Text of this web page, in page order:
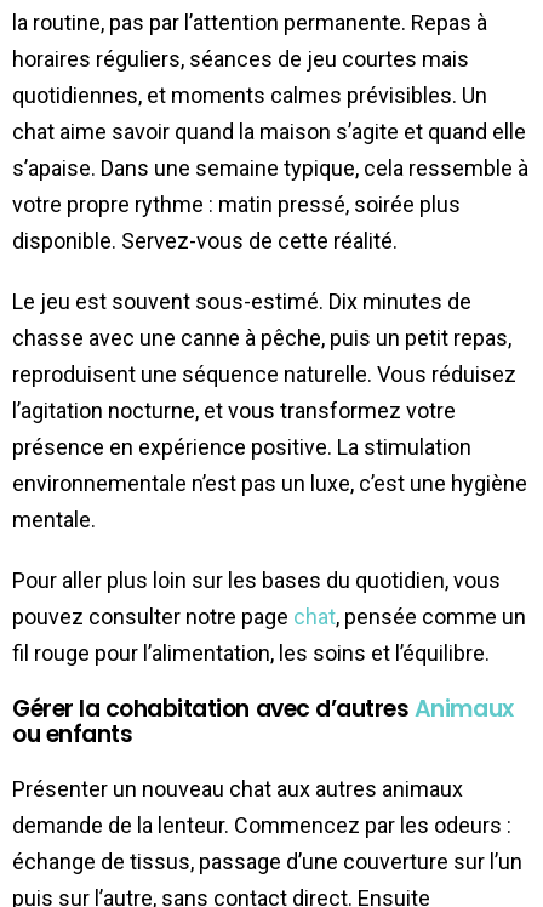
la routine, pas par l’attention permanente. Repas à
horaires réguliers, séances de jeu courtes mais
quotidiennes, et moments calmes prévisibles. Un
chat aime savoir quand la maison s’agite et quand elle
s’apaise. Dans une semaine typique, cela ressemble à
votre propre rythme : matin pressé, soirée plus
disponible. Servez-vous de cette réalité.
Le jeu est souvent sous-estimé. Dix minutes de
chasse avec une canne à pêche, puis un petit repas,
reproduisent une séquence naturelle. Vous réduisez
l’agitation nocturne, et vous transformez votre
présence en expérience positive. La stimulation
environnementale n’est pas un luxe, c’est une hygiène
mentale.
Pour aller plus loin sur les bases du quotidien, vous
pouvez consulter notre page chat, pensée comme un
fil rouge pour l’alimentation, les soins et l’équilibre.
Gérer la cohabitation avec d’autresAnimaux
ou enfants
Présenter un nouveau chat aux autres animaux
demande de la lenteur. Commencez par les odeurs :
échange de tissus, passage d’une couverture sur l’un
puis sur l’autre, sans contact direct. Ensuite